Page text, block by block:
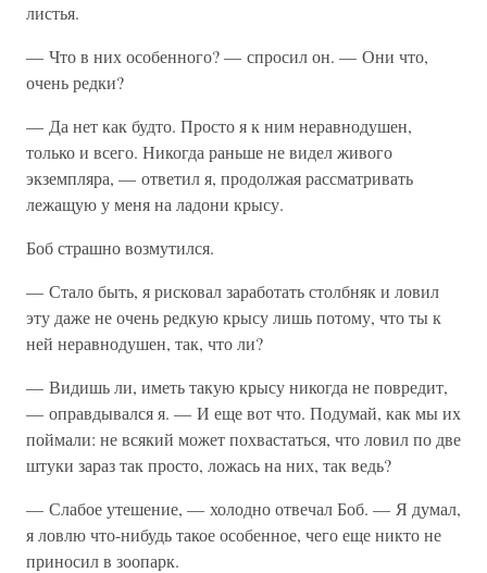
листья.
— Что в них особенного? — спросил он. — Они что,
очень редки?
— Да нет как будто. Просто я к ним неравнодушен,
только и всего. Никогда раньше не видел живого
экземпляра, — ответил я, продолжая рассматривать
лежащую у меня на ладони крысу.
Боб страшно возмутился.
— Стало быть, я рисковал заработать столбняк и ловил
эту даже не очень редкую крысу лишь потому, что ты к
ней неравнодушен, так, что ли?
— Видишь ли, иметь такую крысу никогда не повредит,
— оправдывался я. — И еще вот что. Подумай, как мы их
поймали: не всякий может похвастаться, что ловил по две
штуки зараз так просто, ложась на них, так ведь?
— Слабое утешение, — холодно отвечал Боб. — Я думал,
я ловлю что-нибудь такое особенное, чего еще никто не
приносил в зоопарк.